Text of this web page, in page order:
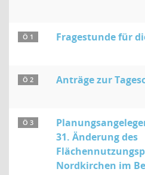
Ö 1 Fragestunde für
Ö 2 Anträge zur
Ö 3
31. Änderung des
Nordkirchen im